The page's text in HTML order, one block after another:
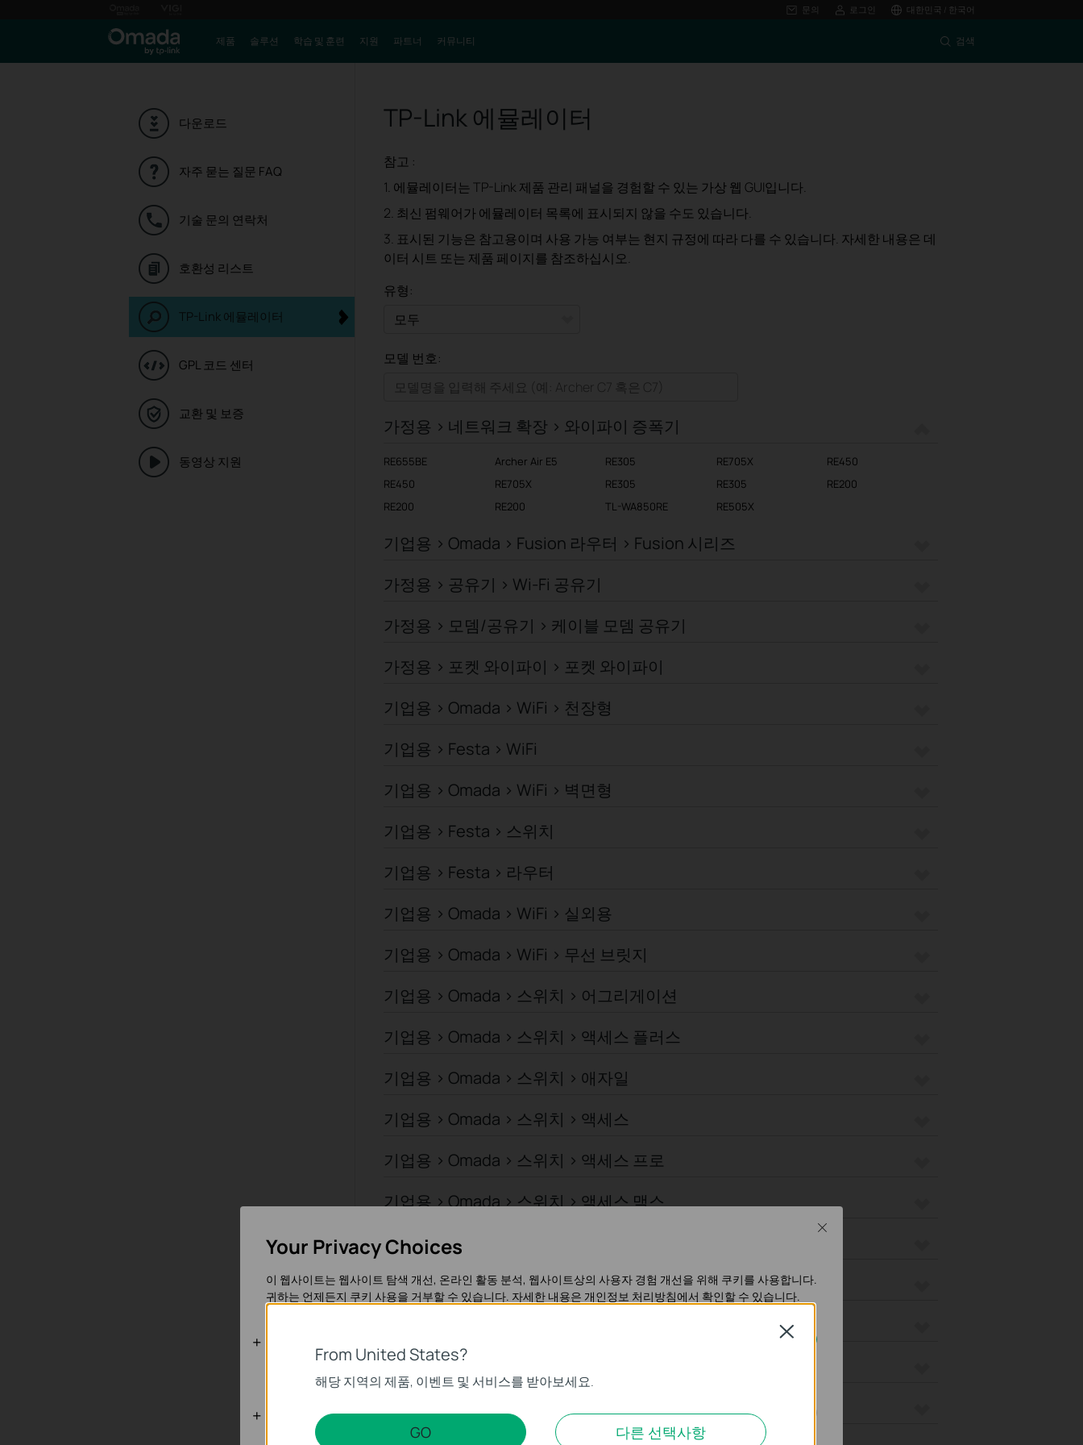
문의 로그인 대한민국 / 한국어
제품 솔루션 학습 및 훈련 지원 파트너 커뮤니티 검색
다운로드
자주 묻는 질문 FAQ
기술 문의 연락처
호환성 리스트
TP-Link 에뮬레이터
GPL 코드 센터
교환 및 보증
동영상 지원
TP-Link 에뮬레이터
참고 :
1. 에뮬레이터는 TP-Link 제품 관리 패널을 경험할 수 있는 가상 웹 GUI입니다.
2. 최신 펌웨어가 에뮬레이터 목록에 표시되지 않을 수도 있습니다.
3. 표시된 기능은 참고용이며 사용 가능 여부는 현지 규정에 따라 다를 수 있습니다. 자세한 내용은 데
이터 시트 또는 제품 페이지를 참조하십시오.
유형:
모두
기업용
모델 번호:
가정용 > 네트워크 확장 > 와이파이 증폭기
RE655BE Archer Air E5 RE305 RE705X
RE450
RE450
RE705X RE305 RE305
RE200
RE200
RE200 TL-WA850RE RE505X
기업용 > Omada > Fusion 라우터 > Fusion 시리즈
가정용 > 공유기 > Wi-Fi 공유기
가정용 > 모뎀/공유기 > 케이블 모뎀 공유기
가정용 > 포켓 와이파이 > 포켓 와이파이
기업용 > Omada > WiFi > 천장형
기업용 > Festa > WiFi
기업용 > Omada > WiFi > 벽면형
기업용 > Festa > 스위치
기업용 > Festa > 라우터
기업용 > Omada > WiFi > 실외용
기업용 > Omada > WiFi > 무선 브릿지
기업용 > Omada > 스위치 > 어그리게이션
기업용 > Omada > 스위치 > 액세스 플러스
기업용 > Omada > 스위치 > 애자일
기업용 > Omada > 스위치 > 액세스
기업용 > Omada > 스위치 > 액세스 프로
기업용 > Omada > 스위치 > 액세스 맥스
기업용 > Omada > 스위치 > 산업용
기업용 > Omada > 스위치 > 캠퍼스
기업용 > Omada > 일반 라우터 > WiFi 라우터
From United States?
해당 지역의 제품, 이벤트 및 서비스를 받아보세요.
GO 다른 선택사항
Close
Your Privacy Choices
이 웹사이트는 웹사이트 탐색 개선, 온라인 활동 분석, 웹사이트상의 사용자 경험 개선을 위해 쿠키를 사용합니다.
귀하는 언제든지 쿠키 사용을 거부할 수 있습니다. 자세한 내용은 개인정보 처리방침에서 확인할 수 있습니다.
분석 및 마케팅 쿠키
Close